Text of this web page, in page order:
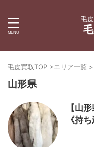
毛
毛皮買取TOP >エリア一覧 >
山形県
【山
《持